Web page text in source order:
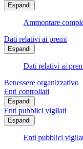
Espandi
Ammontare
Dati relativi ai premi
Espandi
Dati relativi ai
Benessere organizzativo
Enti controllati
Espandi
Enti pubblici vigilati
Espandi
Enti pubblici